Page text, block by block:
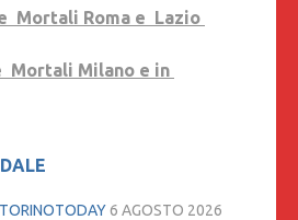
Mortali Roma e Lazio
Mortali Milano e in
6 AGOSTO 2026